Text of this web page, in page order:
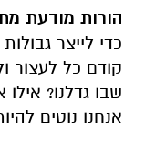
הורות מודעת
כדי לייצר
קודם כל לעצור
שבו גדלנו?
אנחנו נוטים